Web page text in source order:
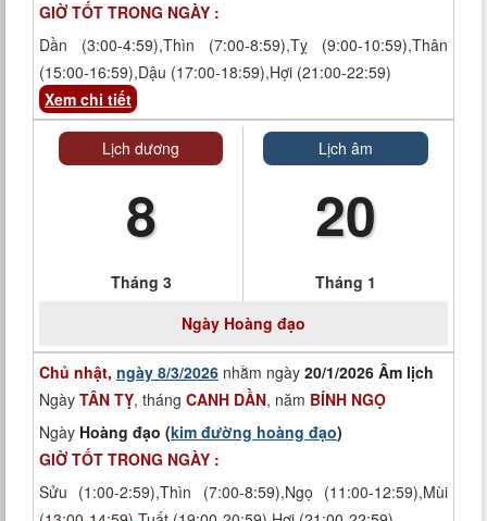
GIỜ TỐT TRONG NGÀY :
Dần (3:00-4:59),Thìn (7:00-8:59),Tỵ (9:00-10:59),Thân
(15:00-16:59),Dậu (17:00-18:59),Hợi (21:00-22:59)
Xem chi tiết
Lịch dương
8
Tháng 3
Lịch âm
20
Tháng 1
Ngày Hoàng đạo
Chủ nhật, ngày 8/3/2026 nhằm ngày 20/1/2026 Âm lịch
Ngày TÂN TỴ, tháng CANH DẦN, năm BÍNH NGỌ
Ngày Hoàng đạo (kim đường hoàng đạo)
GIỜ TỐT TRONG NGÀY :
Sửu (1:00-2:59),Thìn (7:00-8:59),Ngọ (11:00-12:59),Mùi